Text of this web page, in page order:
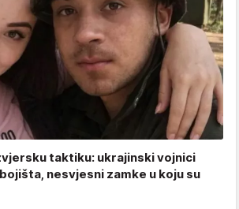
taktiku: ukrajinski vojnici
nesvjesni zamke u koju su